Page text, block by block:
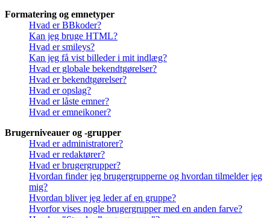
Formatering og emnetyper
Hvad er BBkoder?
Kan jeg bruge HTML?
Hvad er smileys?
Kan jeg få vist billeder i mit indlæg?
Hvad er globale bekendtgørelser?
Hvad er bekendtgørelser?
Hvad er opslag?
Hvad er låste emner?
Hvad er emneikoner?
Brugerniveauer og -grupper
Hvad er administratorer?
Hvad er redaktører?
Hvad er brugergrupper?
Hvordan finder jeg brugergrupperne og hvordan tilmelder jeg
mig?
Hvordan bliver jeg leder af en gruppe?
Hvorfor vises nogle brugergrupper med en anden farve?